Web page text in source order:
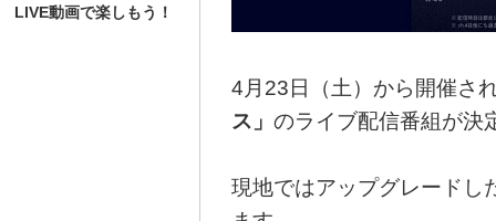
LIVE動画で楽しもう！
4月23日（土）から開催さ
ス」 のライブ配信番組が決
現地ではアップグレードし